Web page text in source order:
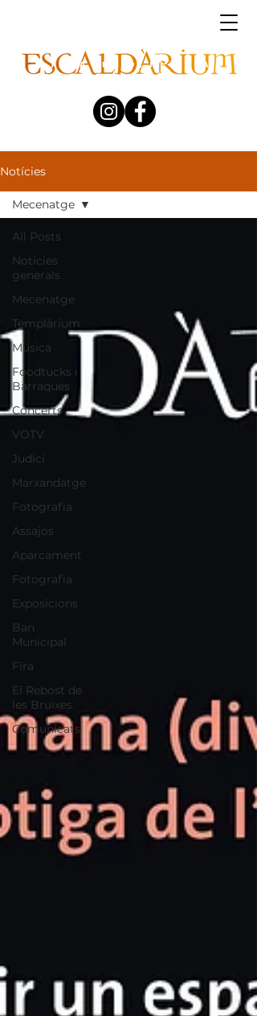
Notícies
All Posts
Notícies
generals
Mecenatge
Templàrium
Música
Foodtucks i
Barraques
Concerts
VOTV
Judici
Marxandatge
Fotografia
Assajos
Aparcament
Fotografia
Exposicions
Ban
Municipal
Fira
El Rebost de
les Bruixes
Comunicats
Mecenatge